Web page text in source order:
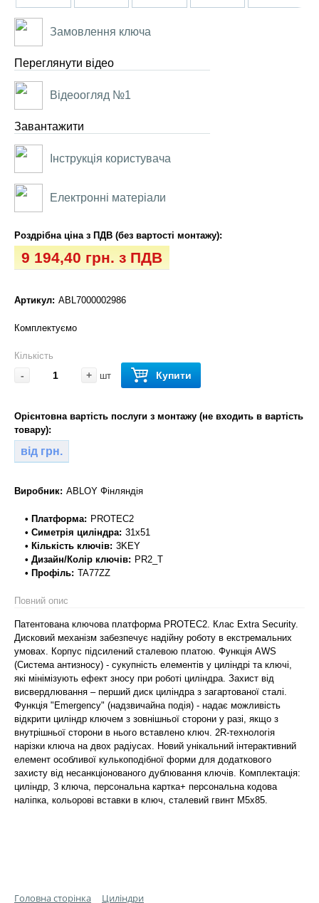
Замовлення ключа
Переглянути відео
Відеоогляд №1
Завантажити
Інструкція користувача
Електронні матеріали
Роздрібна ціна з ПДВ (без вартості монтажу):
9 194,40 грн. з ПДВ
Артикул: ABL7000002986
Комплектуємо
Кількість
- + шт Купити
Орієнтовна вартість послуги з монтажу (не входить в вартість
товару):
від грн.
Виробник: ABLOY Фінляндія
• Платформа: PROTEC2
• Симетрія циліндра: 31x51
• Кількість ключів: 3KEY
• Дизайн/Колір ключів: PR2_T
• Профіль: TA77ZZ
Повний опис
Патентована ключова платформа PROTEC2. Клас Extra Security.
Дисковий механізм забезпечує надійну роботу в екстремальних
умовах. Корпус підсилений сталевою платою. Функція AWS
(Система антизносу) - сукупність елементів у циліндрі та ключі,
які мінімізують ефект зносу при роботі циліндра. Захист від
висвердлювання – перший диск циліндра з загартованої сталі.
Функція "Emergency" (надзвичайна подія) - надає можливість
відкрити циліндр ключем з зовнішньої сторони у разі, якщо з
внутрішньої сторони в нього вставлено ключ. 2R-технологія
нарізки ключа на двох радіусах. Новий унікальний інтерактивний
елемент особливої кулькоподібної форми для додаткового
захисту від несанкціонованого дублювання ключів. Комплектація:
циліндр, 3 ключа, персональна картка+ персональна кодова
наліпка, кольорові вставки в ключ, сталевий гвинт М5х85.
Головна сторінка Циліндри